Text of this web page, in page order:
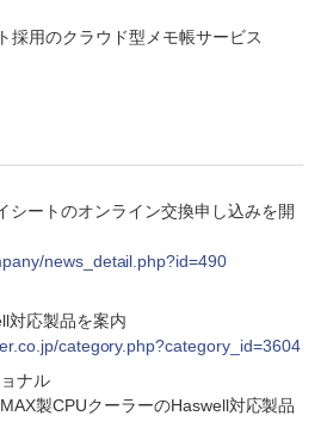
採用のクラウド型メモ帳サービス
シートのオンライン交換申し込みを開
news_detail.php?id=490
対応製品を案内
category.php?category_id=3604
ナル
製CPUクーラーのHaswell対応製品